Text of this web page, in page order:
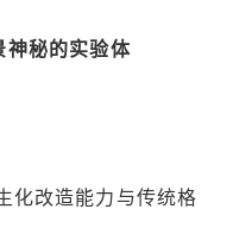
秘的实验体
化改造能力与传统格